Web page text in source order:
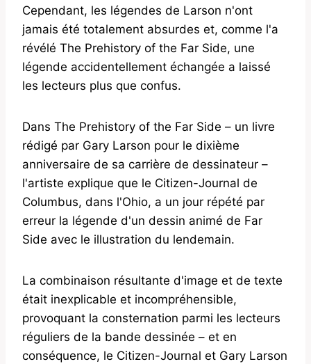
Cependant, les légendes de Larson n'ont
jamais été totalement absurdes et, comme l'a
révélé The Prehistory of the Far Side, une
légende accidentellement échangée a laissé
les lecteurs plus que confus.
Dans The Prehistory of the Far Side – un livre
rédigé par Gary Larson pour le dixième
anniversaire de sa carrière de dessinateur –
l'artiste explique que le Citizen-Journal de
Columbus, dans l'Ohio, a un jour répété par
erreur la légende d'un dessin animé de Far
Side avec le illustration du lendemain.
La combinaison résultante d'image et de texte
était inexplicable et incompréhensible,
provoquant la consternation parmi les lecteurs
réguliers de la bande dessinée – et en
conséquence, le Citizen-Journal et Gary Larson